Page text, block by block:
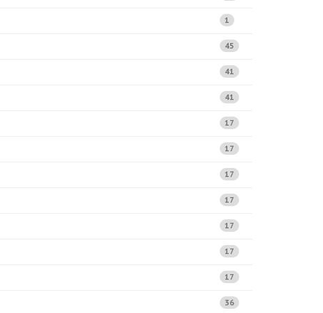
1
45
41
41
17
17
17
17
17
17
17
36